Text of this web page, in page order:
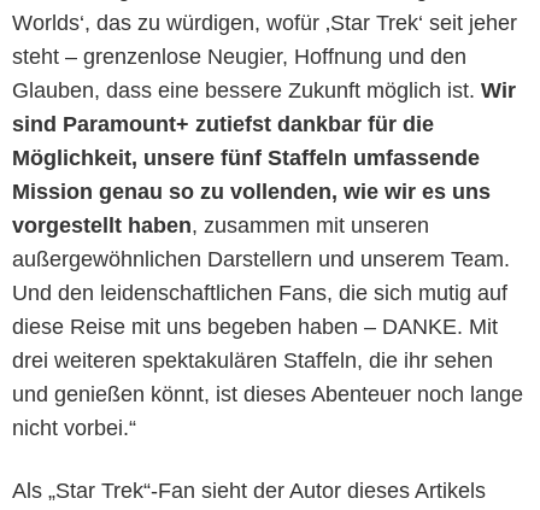
Worlds‘, das zu würdigen, wofür ‚Star Trek‘ seit jeher
steht – grenzenlose Neugier, Hoffnung und den
Glauben, dass eine bessere Zukunft möglich ist. Wir
sind Paramount+ zutiefst dankbar für die
Möglichkeit, unsere fünf Staffeln umfassende
Mission genau so zu vollenden, wie wir es uns
vorgestellt haben, zusammen mit unseren
außergewöhnlichen Darstellern und unserem Team.
Und den leidenschaftlichen Fans, die sich mutig auf
diese Reise mit uns begeben haben – DANKE. Mit
drei weiteren spektakulären Staffeln, die ihr sehen
und genießen könnt, ist dieses Abenteuer noch lange
nicht vorbei.“
Als „Star Trek“-Fan sieht der Autor dieses Artikels